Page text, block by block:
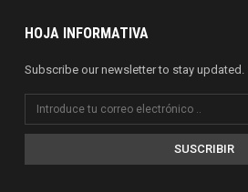
HOJA INFORMATIVA
Subscribe our newsletter to stay updated.
SUSCRIBIR